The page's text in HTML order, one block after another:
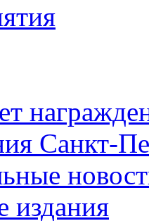
Санкт-
издания